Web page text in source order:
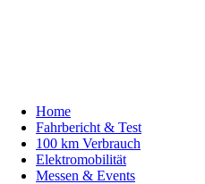
Home
Fahrbericht & Test
100 km Verbrauch
Elektromobilität
Messen & Events